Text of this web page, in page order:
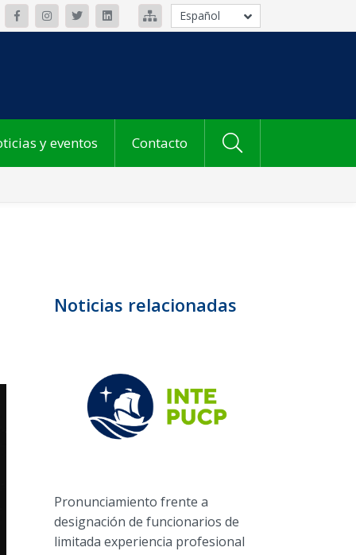
Español
y eventos Contacto
Noticias relacionadas
Pronunciamiento frente a
designación de funcionarios de
limitada experiencia profesional